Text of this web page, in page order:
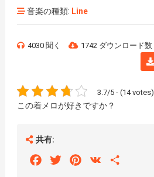
音楽の種類: Line
4030 聞く 1742 ダウンロード数
3.7/5 - (14 votes)
この着メロが好きですか？
共有:
FacebookTwitterPinterest
VK